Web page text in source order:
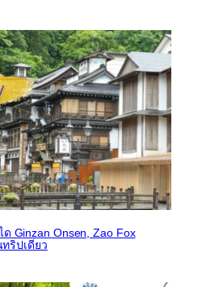
Ginzan Onsen, Zao Fox
ริปเดียว